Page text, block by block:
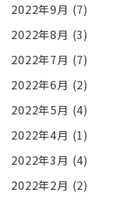
2022年9月 (7)
2022年8月 (3)
2022年7月 (7)
2022年6月 (2)
2022年5月 (4)
2022年4月 (1)
2022年3月 (4)
2022年2月 (2)